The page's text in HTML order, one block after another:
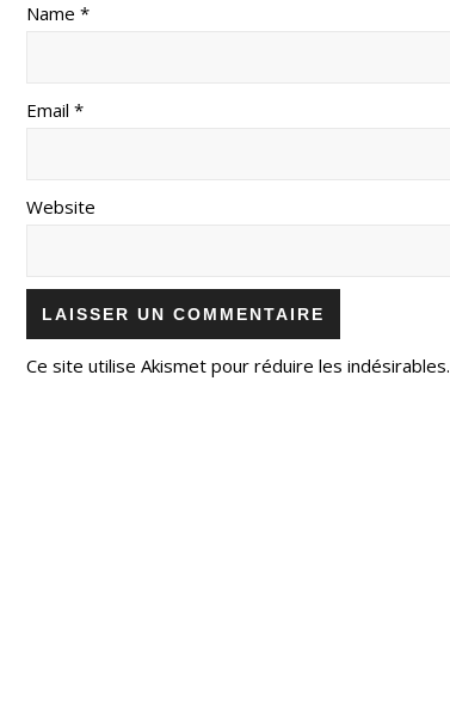
Name *
Email *
Website
Ce site utilise Akismet pour réduire les indésirables.